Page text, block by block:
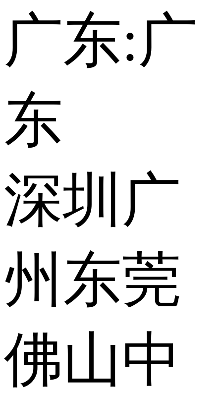
广东:广
东
深圳 广
州 东莞
佛山中